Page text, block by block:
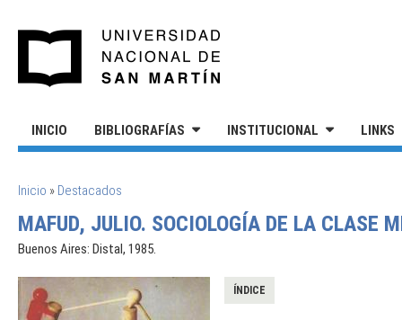
INICIO BIBLIOGRAFÍAS INSTITUCIONAL LINKS
SE ENCUENTRA USTED AQUÍ
Inicio » Destacados
MAFUD, JULIO. SOCIOLOGÍA DE LA CLASE
Buenos Aires: Distal, 1985.
ÍNDICE